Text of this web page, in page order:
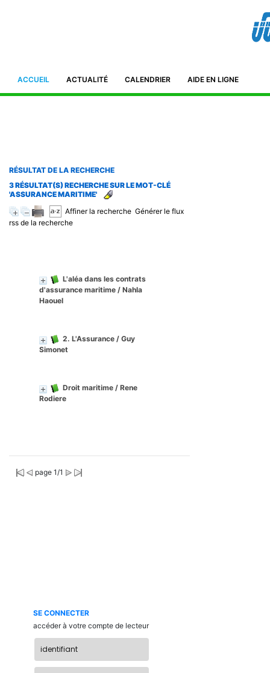
RÉSULTAT DE LA RECHERCHE
3 RÉSULTAT(S) RECHERCHE SUR LE MOT-CLÉ
'ASSURANCE MARITIME'
Affiner la recherche Générer le flux
rss de la recherche
L'aléa dans les contrats
d'assurance maritime / Nahla
Haouel
2. L'Assurance / Guy
Simonet
Droit maritime / Rene
Rodiere
page 1/1
ACCUEIL ACTUALITÉ CALENDRIER AIDE EN LIGNE
SE CONNECTER
accéder à votre compte de lecteur